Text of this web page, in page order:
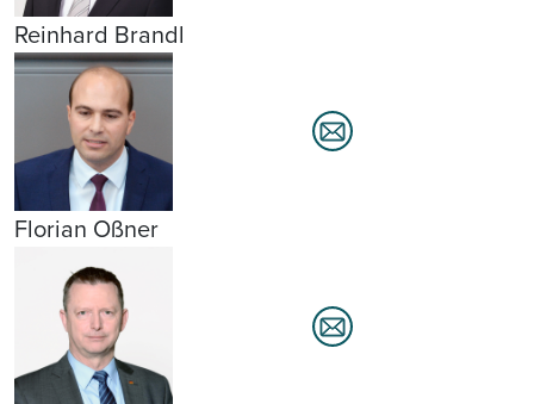
Reinhard Brandl
Florian Oßner